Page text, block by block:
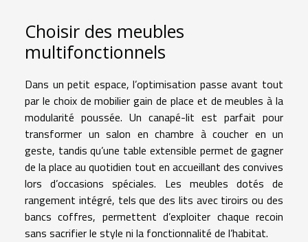
Choisir des meubles
multifonctionnels
Dans un petit espace, l’optimisation passe avant tout
par le choix de mobilier gain de place et de meubles à la
modularité poussée. Un canapé-lit est parfait pour
transformer un salon en chambre à coucher en un
geste, tandis qu’une table extensible permet de gagner
de la place au quotidien tout en accueillant des convives
lors d’occasions spéciales. Les meubles dotés de
rangement intégré, tels que des lits avec tiroirs ou des
bancs coffres, permettent d’exploiter chaque recoin
sans sacrifier le style ni la fonctionnalité de l’habitat.